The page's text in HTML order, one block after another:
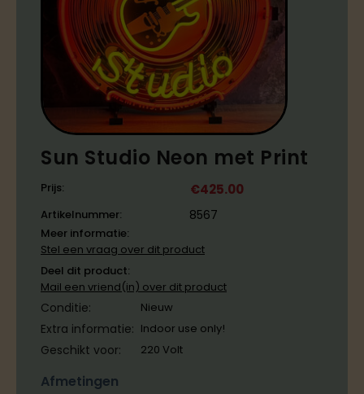
Sun Studio Neon met Print
Prijs: €425.00
Artikelnummer: 8567
Meer informatie:
Stel een vraag over dit product
Deel dit product:
Mail een vriend(in) over dit product
Conditie: Nieuw
Extra informatie: Indoor use only!
Geschikt voor: 220 Volt
Afmetingen